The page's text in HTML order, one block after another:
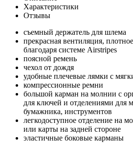
Характеристики
Отзывы
съемный держатель для шлема
прекрасная вентиляция,
благодаря системе Airstripes
поясной ремень
чехол от дождя
удобные плечевые лямки с
компрессионные ремни
большой карман на молнии с
для ключей и отделениями для
бумажника, инструментов
легкодоступное отделение на
или карты на задней стороне
эластичные боковые карманы